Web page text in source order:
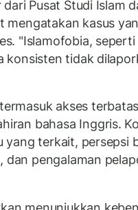
Pusat Studi Islam
mengatakan kasus
"Islamofobia, seperti
konsisten tidak
akses
bahasa Inggris.
yang terkait, persepsi
dan pengalaman